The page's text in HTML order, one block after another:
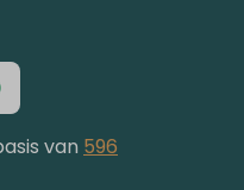
van 596